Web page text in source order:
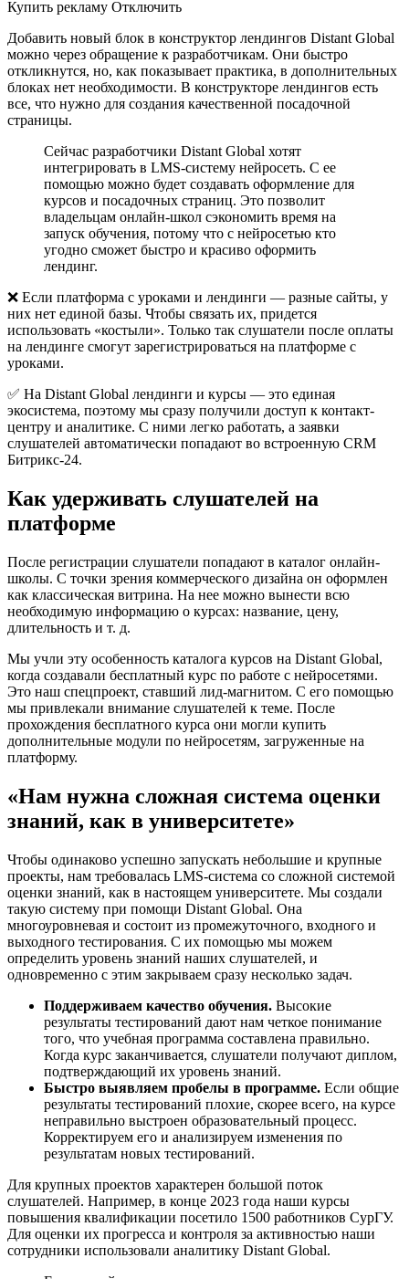
Купить рекламу Отключить
Добавить новый блок в конструктор лендингов Distant Global
можно через обращение к разработчикам. Они быстро
откликнутся, но, как показывает практика, в дополнительных
блоках нет необходимости. В конструкторе лендингов есть
все, что нужно для создания качественной посадочной
страницы.
Сейчас разработчики Distant Global хотят
интегрировать в LMS-систему нейросеть. С ее
помощью можно будет создавать оформление для
курсов и посадочных страниц. Это позволит
владельцам онлайн-школ сэкономить время на
запуск обучения, потому что с нейросетью кто
угодно сможет быстро и красиво оформить
лендинг.
❌ Если платформа с уроками и лендинги — разные сайты, у
них нет единой базы. Чтобы связать их, придется
использовать «костыли». Только так слушатели после оплаты
на лендинге смогут зарегистрироваться на платформе с
уроками.
✅ На Distant Global лендинги и курсы — это единая
экосистема, поэтому мы сразу получили доступ к контакт-
центру и аналитике. С ними легко работать, а заявки
слушателей автоматически попадают во встроенную CRM
Битрикс-24.
Как удерживать слушателей на
платформе
После регистрации слушатели попадают в каталог онлайн-
школы. С точки зрения коммерческого дизайна он оформлен
как классическая витрина. На нее можно вынести всю
необходимую информацию о курсах: название, цену,
длительность и т. д.
Мы учли эту особенность каталога курсов на Distant Global,
когда создавали бесплатный курс по работе с нейросетями.
Это наш спецпроект, ставший лид-магнитом. С его помощью
мы привлекали внимание слушателей к теме. После
прохождения бесплатного курса они могли купить
дополнительные модули по нейросетям, загруженные на
платформу.
«Нам нужна сложная система оценки
знаний, как в университете»
Чтобы одинаково успешно запускать небольшие и крупные
проекты, нам требовалась LMS-система со сложной системой
оценки знаний, как в настоящем университете. Мы создали
такую систему при помощи Distant Global. Она
многоуровневая и состоит из промежуточного, входного и
выходного тестирования. С их помощью мы можем
определить уровень знаний наших слушателей, и
одновременно с этим закрываем сразу несколько задач.
Поддерживаем качество обучения. Высокие
результаты тестирований дают нам четкое понимание
того, что учебная программа составлена правильно.
Когда курс заканчивается, слушатели получают диплом,
подтверждающий их уровень знаний.
Быстро выявляем пробелы в программе. Если общие
результаты тестирований плохие, скорее всего, на курсе
неправильно выстроен образовательный процесс.
Корректируем его и анализируем изменения по
результатам новых тестирований.
Для крупных проектов характерен большой поток
слушателей. Например, в конце 2023 года наши курсы
повышения квалификации посетило 1500 работников СурГУ.
Для оценки их прогресса и контроля за активностью наши
сотрудники использовали аналитику Distant Global.